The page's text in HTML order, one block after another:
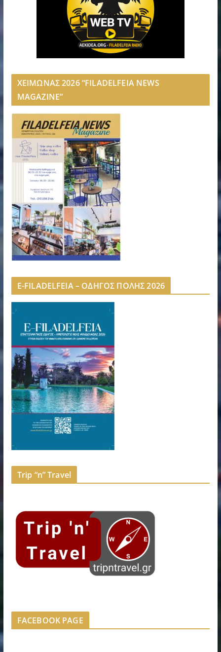
ΧΕΙΜΩΝΑΣ 2026 “FILADELFEIA NEWS
MAGAZINE”
E-FILADELFEIA – ΟΔΗΓΟΣ ΠΟΛΗΣ 2026
Trip “n” Travel
FACEBOOK PAGE